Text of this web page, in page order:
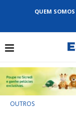
QUEM SOMOS
OUTROS